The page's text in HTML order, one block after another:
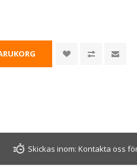
Skickas inom: Kontakta oss